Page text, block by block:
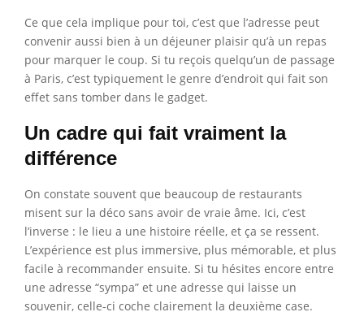
Ce que cela implique pour toi, c’est que l’adresse peut
convenir aussi bien à un déjeuner plaisir qu’à un repas
pour marquer le coup. Si tu reçois quelqu’un de passage
à Paris, c’est typiquement le genre d’endroit qui fait son
effet sans tomber dans le gadget.
Un cadre qui fait vraiment la
différence
On constate souvent que beaucoup de restaurants
misent sur la déco sans avoir de vraie âme. Ici, c’est
l’inverse : le lieu a une histoire réelle, et ça se ressent.
L’expérience est plus immersive, plus mémorable, et plus
facile à recommander ensuite. Si tu hésites encore entre
une adresse “sympa” et une adresse qui laisse un
souvenir, celle-ci coche clairement la deuxième case.